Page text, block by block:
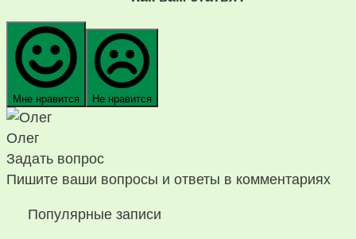
Мне нравится Не нравится
Олег
Задать вопрос
Пишите ваши вопросы и ответы в комментариях
Популярные записи